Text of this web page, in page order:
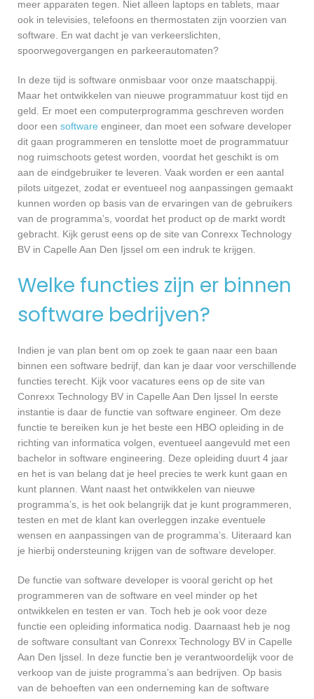
meer apparaten tegen. Niet alleen laptops en tablets, maar
ook in televisies, telefoons en thermostaten zijn voorzien van
software. En wat dacht je van verkeerslichten,
spoorwegovergangen en parkeerautomaten?
In deze tijd is software onmisbaar voor onze maatschappij.
Maar het ontwikkelen van nieuwe programmatuur kost tijd en
geld. Er moet een computerprogramma geschreven worden
door een software engineer, dan moet een sofware developer
dit gaan programmeren en tenslotte moet de programmatuur
nog ruimschoots getest worden, voordat het geschikt is om
aan de eindgebruiker te leveren. Vaak worden er een aantal
pilots uitgezet, zodat er eventueel nog aanpassingen gemaakt
kunnen worden op basis van de ervaringen van de gebruikers
van de programma’s, voordat het product op de markt wordt
gebracht. Kijk gerust eens op de site van Conrexx Technology
BV in Capelle Aan Den Ijssel om een indruk te krijgen.
Welke functies zijn er binnen
software bedrijven?
Indien je van plan bent om op zoek te gaan naar een baan
binnen een software bedrijf, dan kan je daar voor verschillende
functies terecht. Kijk voor vacatures eens op de site van
Conrexx Technology BV in Capelle Aan Den Ijssel In eerste
instantie is daar de functie van software engineer. Om deze
functie te bereiken kun je het beste een HBO opleiding in de
richting van informatica volgen, eventueel aangevuld met een
bachelor in software engineering. Deze opleiding duurt 4 jaar
en het is van belang dat je heel precies te werk kunt gaan en
kunt plannen. Want naast het ontwikkelen van nieuwe
programma’s, is het ook belangrijk dat je kunt programmeren,
testen en met de klant kan overleggen inzake eventuele
wensen en aanpassingen van de programma’s. Uiteraard kan
je hierbij ondersteuning krijgen van de software developer.
De functie van software developer is vooral gericht op het
programmeren van de software en veel minder op het
ontwikkelen en testen er van. Toch heb je ook voor deze
functie een opleiding informatica nodig. Daarnaast heb je nog
de software consultant van Conrexx Technology BV in Capelle
Aan Den Ijssel. In deze functie ben je verantwoordelijk voor de
verkoop van de juiste programma’s aan bedrijven. Op basis
van de behoeften van een onderneming kan de software